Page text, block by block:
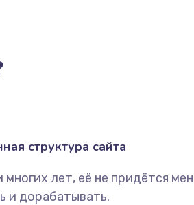
структура сайта
многих лет, её не придётся
и дорабатывать.